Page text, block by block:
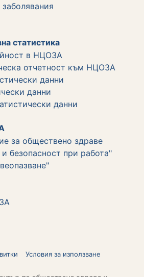
статистика
в НЦОЗА
отчетност към НЦОЗА
данни
данни
данни
за обществено здраве
безопасност при работа"
Условия за използване